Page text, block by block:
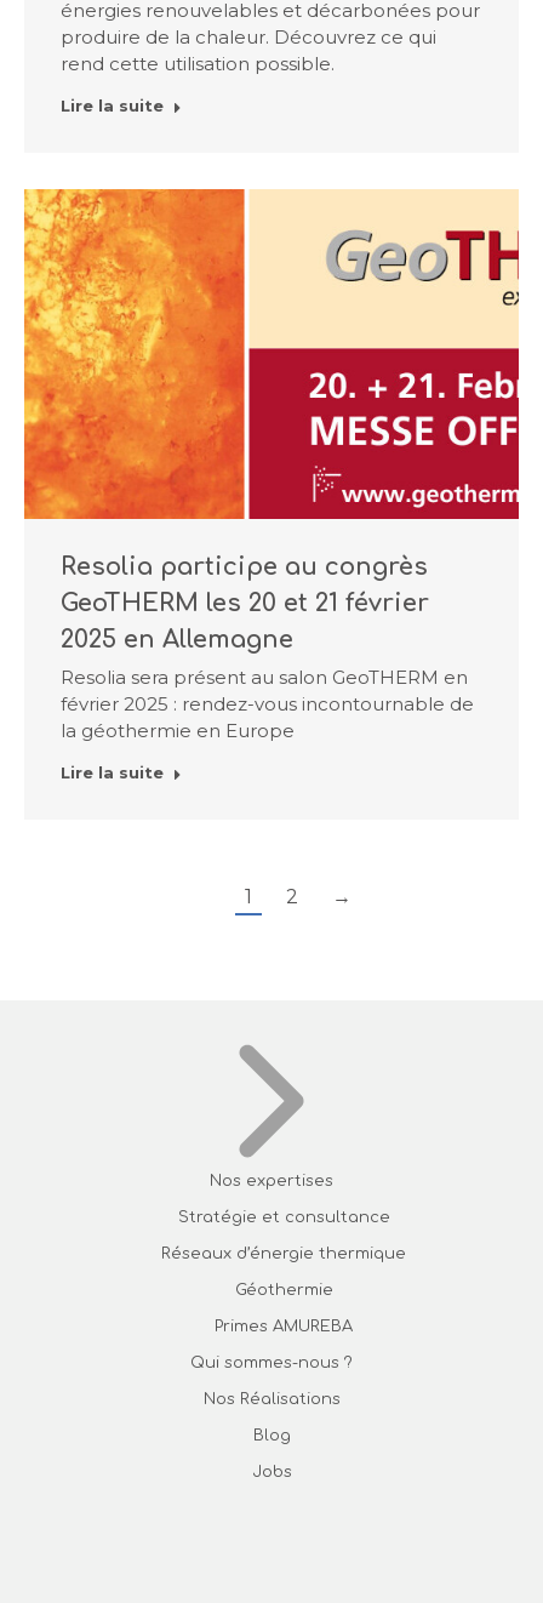
énergies renouvelables et décarbonées pour
produire de la chaleur. Découvrez ce qui
rend cette utilisation possible.
Lire la suite
Resolia participe au congrès
GeoTHERM les 20 et 21 février
2025 en Allemagne
Resolia sera présent au salon GeoTHERM en
février 2025 : rendez-vous incontournable de
la géothermie en Europe
Lire la suite
1 2 →
Nos expertises
Stratégie et consultance
Réseaux d’énergie thermique
Géothermie
Primes AMUREBA
Qui sommes-nous ?
Nos Réalisations
Blog
Jobs